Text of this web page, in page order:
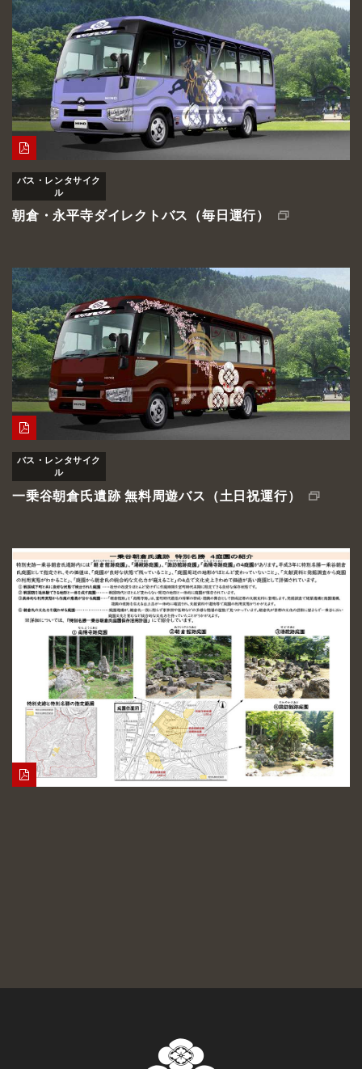
バス・レンタサイク
ル
朝倉・永平寺ダイレクトバス（毎日運行）
バス・レンタサイク
ル
一乗谷朝倉氏遺跡 無料周遊バス（土日祝運行）